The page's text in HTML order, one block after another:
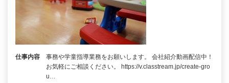
仕事内容
事務や学童指導業務をお願いします。 会社紹介動画配信中！
お気軽にご相談ください。 https://v.classtream.jp/create-gro
u…